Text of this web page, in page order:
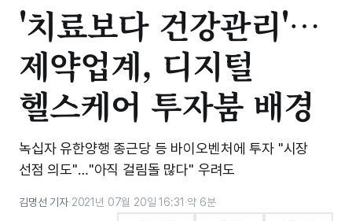
'치료보다 건강관리'…
제약업계, 디지털
헬스케어 투자붐 배경
녹십자 유한양행 종근당 등 바이오벤처에 투자 "시장
선점 의도"…"아직 걸림돌 많다" 우려도
김명선 기자·2021년 07월 20일 16:31 ·약 6분